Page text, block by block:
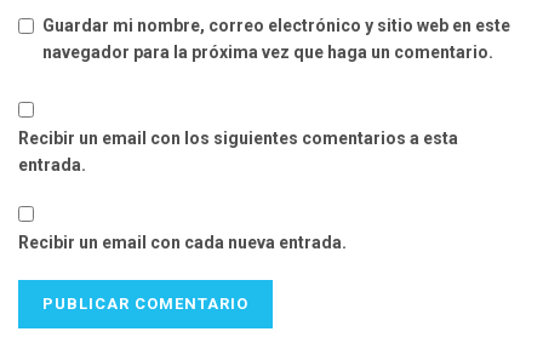
Guardar mi nombre, correo electrónico y sitio web en este
navegador para la próxima vez que haga un comentario.
Recibir un email con los siguientes comentarios a esta
entrada.
Recibir un email con cada nueva entrada.